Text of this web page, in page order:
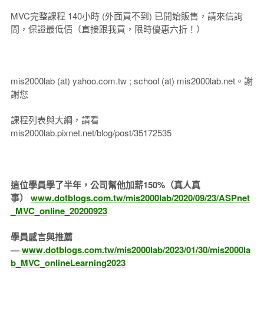
MVC完整課程 140小時 (外面買不到) 已開始販售，請來信詢
問，保證最低價（直接跟我買，限時優惠六折！）
mis2000lab (at) yahoo.com.tw ; school (at) mis2000lab.net。謝
謝您
課程列表與大綱，請看
mis2000lab.pixnet.net/blog/post/35172535
這位學員學了半年，公司幫他加薪150%（真人真
事） www.dotblogs.com.tw/mis2000lab/2020/09/23/ASPnet
_MVC_online_20200923
學員感言與推薦
—www.dotblogs.com.tw/mis2000lab/2023/01/30/mis2000la
b_MVC_onlineLearning2023